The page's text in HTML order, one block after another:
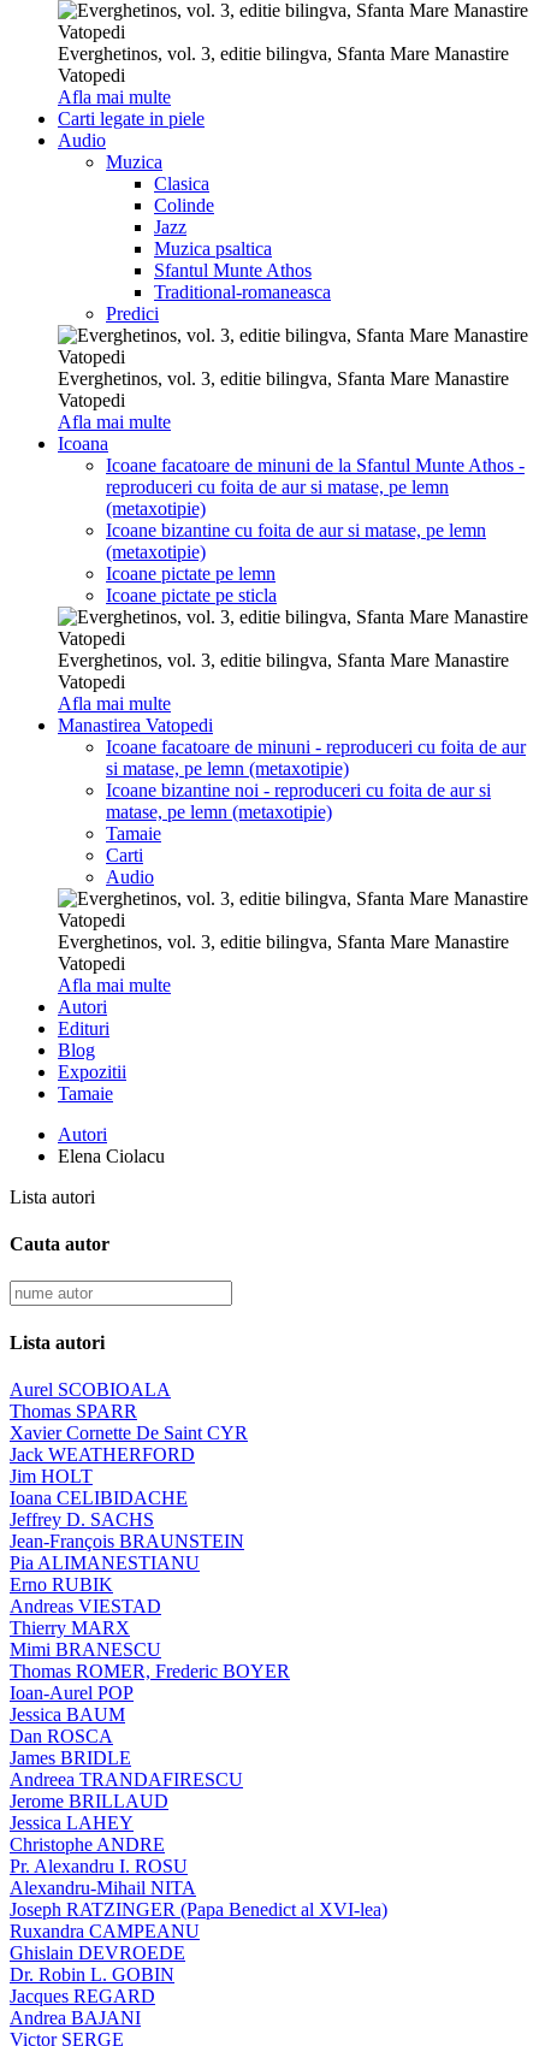
Everghetinos, vol. 3, editie bilingva, Sfanta Mare Manastire
Vatopedi
Afla mai multe
Carti legate in piele
Audio
Muzica
Clasica
Colinde
Jazz
Muzica psaltica
Sfantul Munte Athos
Traditional-romaneasca
Predici
Everghetinos, vol. 3, editie bilingva, Sfanta Mare Manastire
Vatopedi
Afla mai multe
Icoana
Icoane facatoare de minuni de la Sfantul Munte Athos -
reproduceri cu foita de aur si matase, pe lemn
(metaxotipie)
Icoane bizantine cu foita de aur si matase, pe lemn
(metaxotipie)
Icoane pictate pe lemn
Icoane pictate pe sticla
Everghetinos, vol. 3, editie bilingva, Sfanta Mare Manastire
Vatopedi
Afla mai multe
Manastirea Vatopedi
Icoane facatoare de minuni - reproduceri cu foita de aur
si matase, pe lemn (metaxotipie)
Icoane bizantine noi - reproduceri cu foita de aur si
matase, pe lemn (metaxotipie)
Tamaie
Carti
Audio
Everghetinos, vol. 3, editie bilingva, Sfanta Mare Manastire
Vatopedi
Afla mai multe
Autori
Edituri
Blog
Expozitii
Tamaie
Autori
Elena Ciolacu
Lista autori
Cauta autor
Lista autori
Aurel SCOBIOALA
Thomas SPARR
Xavier Cornette De Saint CYR
Jack WEATHERFORD
Jim HOLT
Ioana CELIBIDACHE
Jeffrey D. SACHS
Jean-François BRAUNSTEIN
Pia ALIMANESTIANU
Erno RUBIK
Andreas VIESTAD
Thierry MARX
Mimi BRANESCU
Thomas ROMER, Frederic BOYER
Ioan-Aurel POP
Jessica BAUM
Dan ROSCA
James BRIDLE
Andreea TRANDAFIRESCU
Jerome BRILLAUD
Jessica LAHEY
Christophe ANDRE
Pr. Alexandru I. ROSU
Alexandru-Mihail NITA
Joseph RATZINGER (Papa Benedict al XVI-lea)
Ruxandra CAMPEANU
Ghislain DEVROEDE
Dr. Robin L. GOBIN
Jacques REGARD
Andrea BAJANI
Victor SERGE